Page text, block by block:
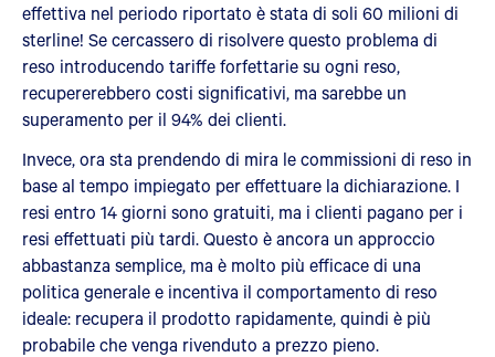
effettiva nel periodo riportato è stata di soli 60 milioni di
sterline! Se cercassero di risolvere questo problema di
reso introducendo tariffe forfettarie su ogni reso,
recupererebbero costi significativi, ma sarebbe un
superamento per il 94% dei clienti.
Invece, ora sta prendendo di mira le commissioni di reso in
base al tempo impiegato per effettuare la dichiarazione. I
resi entro 14 giorni sono gratuiti, ma i clienti pagano per i
resi effettuati più tardi. Questo è ancora un approccio
abbastanza semplice, ma è molto più efficace di una
politica generale e incentiva il comportamento di reso
ideale: recupera il prodotto rapidamente, quindi è più
probabile che venga rivenduto a prezzo pieno.